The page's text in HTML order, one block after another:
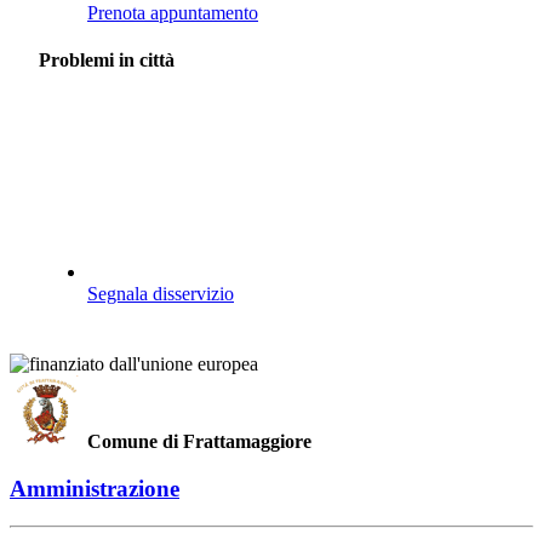
Prenota appuntamento
Problemi in città
Segnala disservizio
Comune di Frattamaggiore
Amministrazione